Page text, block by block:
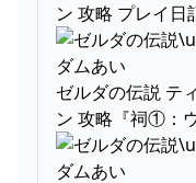
ン 攻略 プレイ日
ゼルダの伝説 テ
ン 攻略『祠①：